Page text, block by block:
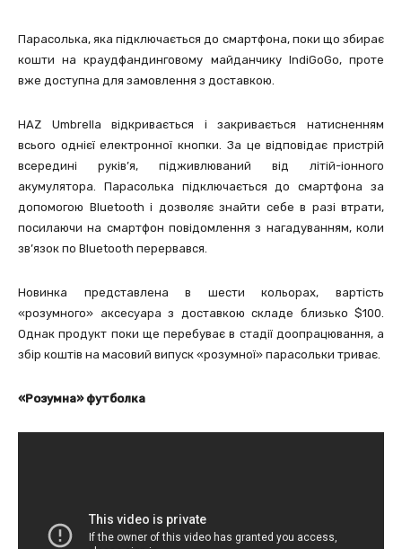
Парасолька, яка підключається до смартфона, поки що збирає
кошти на краудфандинговому майданчику IndiGoGo, проте
вже доступна для замовлення з доставкою.
HAZ Umbrella відкривається і закривається натисненням
всього однієї електронної кнопки. За це відповідає пристрій
всередині руків’я, підживлюваний від літій-іонного
акумулятора. Парасолька підключається до смартфона за
допомогою Bluetooth і дозволяє знайти себе в разі втрати,
посилаючи на смартфон повідомлення з нагадуванням, коли
зв’язок по Bluetooth перервався.
Новинка представлена в шести кольорах, вартість
«розумного» аксесуара з доставкою складе близько $100.
Однак продукт поки ще перебуває в стадії доопрацювання, а
збір коштів на масовий випуск «розумної» парасольки триває.
«Розумна» футболка